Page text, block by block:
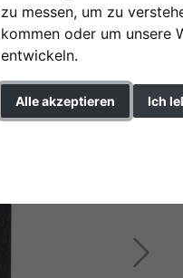
zu messen, um zu
kommen oder um unsere
entwickeln.
Alle akzeptieren Ich
Weiter